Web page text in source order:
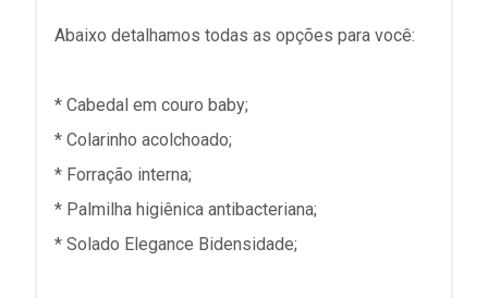
Abaixo detalhamos todas as opções para você:
* Cabedal em couro baby;
* Colarinho acolchoado;
* Forração interna;
* Palmilha higiênica antibacteriana;
* Solado Elegance Bidensidade;